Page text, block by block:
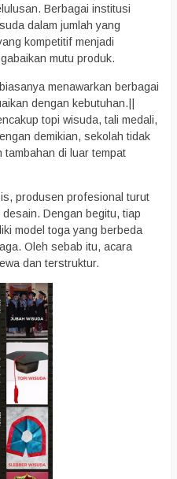
Berbagai institusi
dalam jumlah yang
kompetitif menjadi
mutu produk.
biasanya menawarkan berbagai
dengan kebutuhan.||
topi wisuda, tali medali,
demikian, sekolah tidak
tambahan di luar tempat
produsen profesional turut
Dengan begitu, tiap
model toga yang berbeda
Oleh sebab itu, acara
dan terstruktur.